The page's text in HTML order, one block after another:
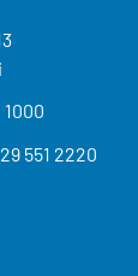
1000
551 2220